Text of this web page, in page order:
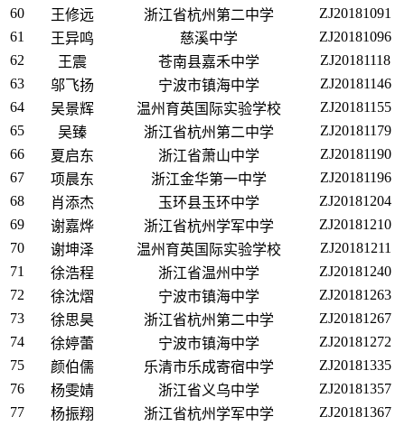
60
王修远 浙江省杭州第二中学
ZJ20181091
61
王异鸣 慈溪中学
ZJ20181096
62
王震 苍南县嘉禾中学
ZJ20181118
63
邬飞扬 宁波市镇海中学
ZJ20181146
64
吴景辉 温州育英国际实验学校
ZJ20181155
65
吴臻 浙江省杭州第二中学
ZJ20181179
66
夏启东 浙江省萧山中学
ZJ20181190
67
项晨东 浙江金华第一中学
ZJ20181196
68
肖添杰 玉环县玉环中学
ZJ20181204
69
谢嘉烨 浙江省杭州学军中学
ZJ20181210
70
谢坤泽 温州育英国际实验学校
ZJ20181211
71
徐浩程 浙江省温州中学
ZJ20181240
72
徐沈熠 宁波市镇海中学
ZJ20181263
73
徐思昊 浙江省杭州第二中学
ZJ20181267
74
徐婷蕾 宁波市镇海中学
ZJ20181272
75
颜伯儒 乐清市乐成寄宿中学
ZJ20181335
76
杨雯婧 浙江省义乌中学
ZJ20181357
77
杨振翔 浙江省杭州学军中学
ZJ20181367